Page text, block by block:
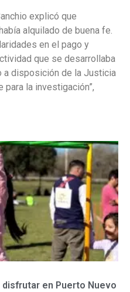
explicó que
alquilado de buena fe.
en el pago y
que se desarrollaba
a disposición de la Justicia
la investigación”,
en Puerto Nuevo